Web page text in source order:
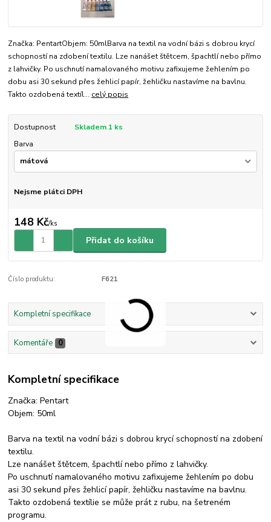
Značka: PentartObjem: 50mlBarva na textil na vodní bázi s dobrou krycí
schopností na zdobení textilu. Lze nanášet štětcem, špachtlí nebo přímo
z lahvičky. Po uschnutí namalovaného motivu zafixujeme žehlením po
dobu asi 30 sekund přes žehlicí papír, žehličku nastavíme na bavlnu.
Takto ozdobená textíl... celý popis
Dostupnost
Skladem 1 ks
Barva
Nejsme plátci DPH
148 Kč/ks
Přidat do košíku
Číslo produktu: F621
Kompletní specifikace
Komentáře 0
Kompletní specifikace
Značka: Pentart
Objem: 50ml
Barva na textil na vodní bázi s dobrou krycí schopností na zdobení
textilu.
Lze nanášet štětcem, špachtlí nebo přímo z lahvičky.
Po uschnutí namalovaného motivu zafixujeme žehlením po dobu
asi 30 sekund přes žehlicí papír, žehličku nastavíme na bavlnu.
Takto ozdobená textílie se může prát z rubu, na šetreném
programu.